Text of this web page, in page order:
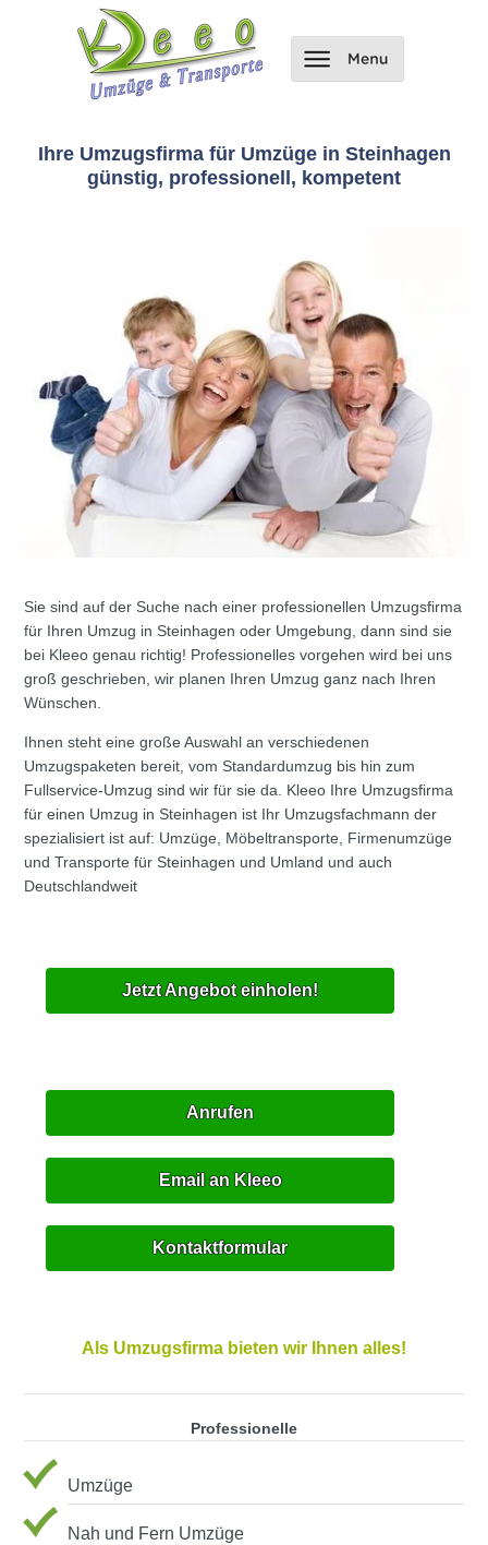
Ihre Umzugsfirma für Umzüge in Steinhagen
günstig, professionell, kompetent
Sie sind auf der Suche nach einer professionellen Umzugsfirma
für Ihren Umzug in Steinhagen oder Umgebung, dann sind sie
bei Kleeo genau richtig! Professionelles vorgehen wird bei uns
groß geschrieben, wir planen Ihren Umzug ganz nach Ihren
Wünschen.
Ihnen steht eine große Auswahl an verschiedenen
Umzugspaketen bereit, vom Standardumzug bis hin zum
Fullservice-Umzug sind wir für sie da. Kleeo Ihre Umzugsfirma
für einen Umzug in Steinhagen ist Ihr Umzugsfachmann der
spezialisiert ist auf: Umzüge, Möbeltransporte, Firmenumzüge
und Transporte für Steinhagen und Umland und auch
Deutschlandweit
Jetzt Angebot einholen!
Anrufen
Email an Kleeo
Kontaktformular
Als Umzugsfirma bieten wir Ihnen alles!
Professionelle
Umzüge
Nah und Fern Umzüge